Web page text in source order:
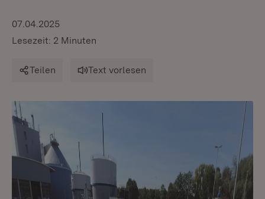
07.04.2025
Lesezeit: 2 Minuten
Teilen Text vorlesen